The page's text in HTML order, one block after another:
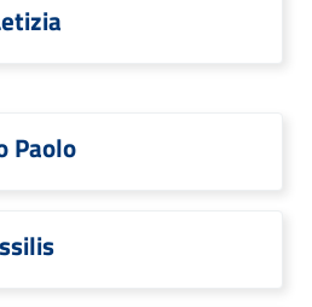
Paolo